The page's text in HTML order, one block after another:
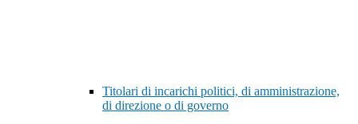
Titolari di incarichi politici, di amministrazione,
di direzione o di governo